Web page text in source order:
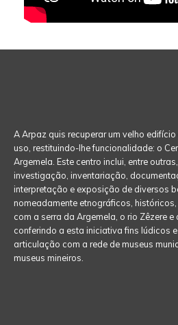
A Arpaz quis recuperar um velho
uso, restituindo-lhe funcionalidade: o
Argemela. Este centro inclui, entre
investigação, inventariação,
interpretação e exposição de diversos
nomeadamente etnográficos,
com a serra da Argemela, o rio Zêzere
conferindo a esta iniciativa fins lúdicos
articulação com a rede de museus
museus mineiros.